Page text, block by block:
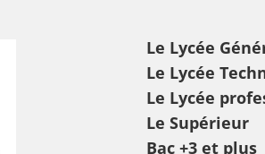
Le Lycée
Le Lycée
Le Lycée
Le Supérieur
Bac +3 et plus